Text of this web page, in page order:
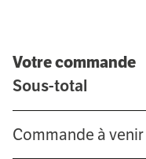
Votre commande
Sous-total
Commande à